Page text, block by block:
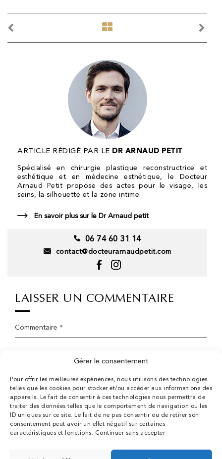
Gérer le consentement
Pour offrir les meilleures expériences, nous utilisons des technologies
telles que les cookies pour stocker et/ou accéder aux informations des
appareils. Le fait de consentir à ces technologies nous permettra de
traiter des données telles que le comportement de navigation ou les
ID uniques sur ce site. Le fait de ne pas consentir ou de retirer son
consentement peut avoir un effet négatif sur certaines
caractéristiques et fonctions. Continuer sans accepter
ARTICLE RÉDIGÉ PAR LE DR ARNAUD PETIT
Spécialisé en chirurgie plastique reconstructrice et
esthétique et en médecine esthétique, le Docteur
Arnaud Petit propose des actes pour le visage, les
seins, la silhouette et la zone intime.
En savoir plus sur le Dr Arnaud petit
06 74 60 31 14
contact@docteurarnaudpetit.com
LAISSER UN COMMENTAIRE
Commentaire *
E-mail
COPYRIGHT 2019 DR ARNAUD PETIT
75017 Paris
de 9h à 19h
Horaires du cabinet :
Lundi, jeudi et vendredi : 10h–19h
Mardi : 14h–19h
Samedi et dimanche : fermé
Dr Arnaud Petit
Chirurgie esthétique
Conseils
Contact
Création Agence Antipodes Médical ©
Déclaration de confidentialité (UE)
Conditions générales